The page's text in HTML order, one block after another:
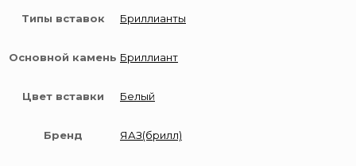
Типы вставок Бриллианты
Основной камень Бриллиант
Цвет вставки Белый
Бренд ЯАЗ(брилл)